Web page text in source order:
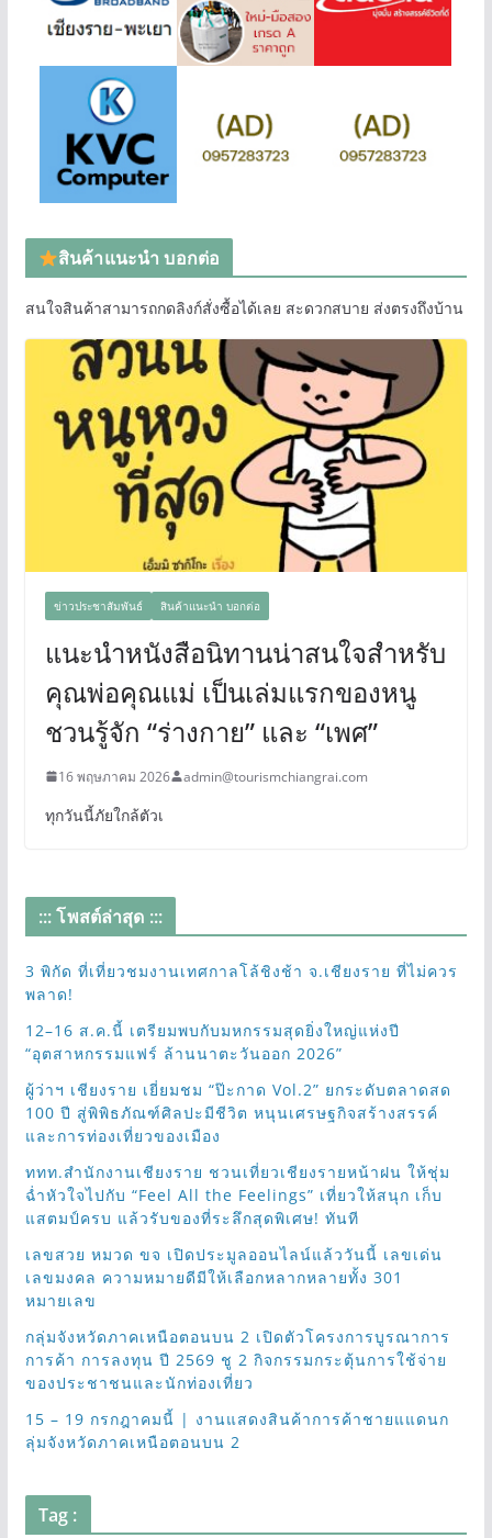
สินค้าแนะนำ บอกต่อ
สนใจสินค้าสามารถกดลิงก์สั่งซื้อได้เลย สะดวกสบาย ส่งตรงถึงบ้าน
ข่าวประชาสัมพันธ์ สินค้าแนะนำ บอกต่อ
แนะนำหนังสือนิทานน่าสนใจสำหรับ
คุณพ่อคุณแม่ เป็นเล่มแรกของหนู
ชวนรู้จัก “ร่างกาย” และ “เพศ”
16 พฤษภาคม 2026 admin@tourismchiangrai.com
ทุกวันนี้ภัยใกล้ตัวเ
::: โพสต์ล่าสุด :::
3 พิกัด ที่เที่ยวชมงานเทศกาลโล้ชิงช้า จ.เชียงราย ที่ไม่ควร
พลาด!
12–16 ส.ค.นี้ เตรียมพบกับมหกรรมสุดยิ่งใหญ่แห่งปี
“อุตสาหกรรมแฟร์ ล้านนาตะวันออก 2026”
ผู้ว่าฯ เชียงราย เยี่ยมชม “ป๊ะกาด Vol.2” ยกระดับตลาดสด
100 ปี สู่พิพิธภัณฑ์ศิลปะมีชีวิต หนุนเศรษฐกิจสร้างสรรค์
และการท่องเที่ยวของเมือง
ททท.สำนักงานเชียงราย ชวนเที่ยวเชียงรายหน้าฝน ให้ชุ่ม
ฉ่ำหัวใจไปกับ “Feel All the Feelings” เที่ยวให้สนุก เก็บ
แสตมป์ครบ แล้วรับของที่ระลึกสุดพิเศษ! ทันที
เลขสวย หมวด ขจ เปิดประมูลออนไลน์แล้ววันนี้ เลขเด่น
เลขมงคล ความหมายดีมีให้เลือกหลากหลายทั้ง 301
หมายเลข
กลุ่มจังหวัดภาคเหนือตอนบน 2 เปิดตัวโครงการบูรณาการ
การค้า การลงทุน ปี 2569 ชู 2 กิจกรรมกระตุ้นการใช้จ่าย
ของประชาชนและนักท่องเที่ยว
15 – 19 กรกฎาคมนี้ | งานแสดงสินค้าการค้าชายแแดนก
ลุ่มจังหวัดภาคเหนือตอนบน 2
Tag :